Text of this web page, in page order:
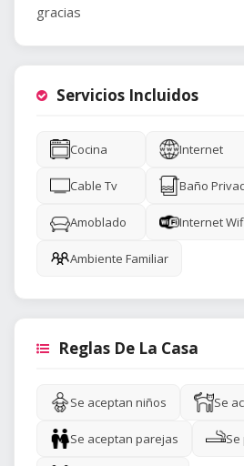
gracias
Servicios Incluidos
Cocina Internet
Cable Tv Baño
Amoblado Internet
Ambiente Familiar
Reglas De La Casa
Se aceptan niños Se
Se aceptan parejas